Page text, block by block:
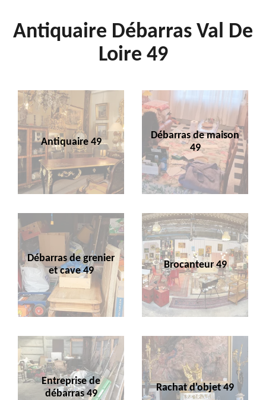
Antiquaire Débarras Val De
Loire 49
Antiquaire 49
Débarras de maison
49
Débarras de grenier
et cave 49
Brocanteur 49
Entreprise de
débarras 49
Rachat d'objet 49